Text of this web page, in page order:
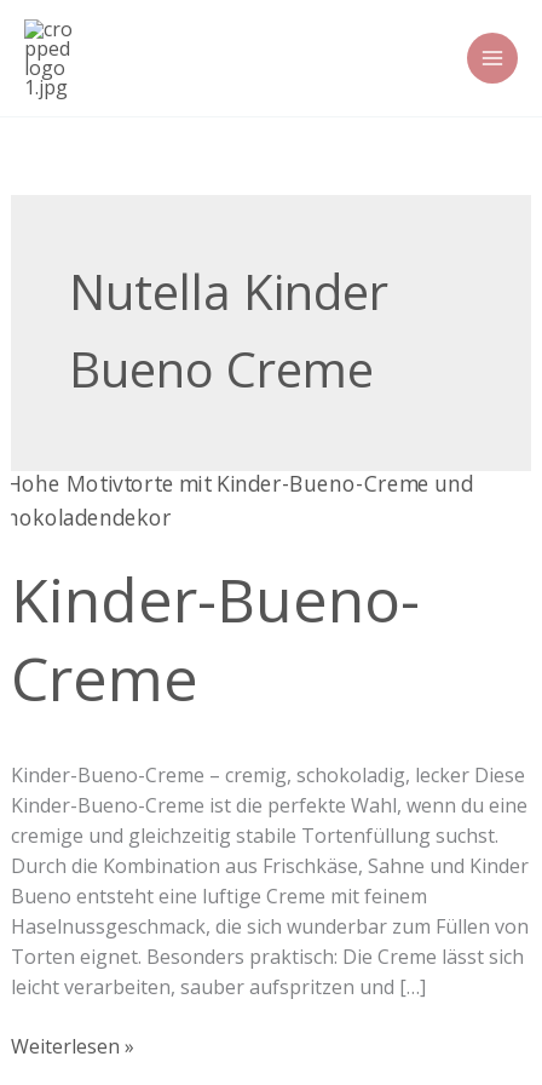
Zum
Inhalt
springen
Nutella Kinder
Bueno Creme
Kinder-Bueno-
Creme
Kinder-Bueno-Creme – cremig, schokoladig, lecker Diese
Kinder-Bueno-Creme ist die perfekte Wahl, wenn du eine
cremige und gleichzeitig stabile Tortenfüllung suchst.
Durch die Kombination aus Frischkäse, Sahne und Kinder
Bueno entsteht eine luftige Creme mit feinem
Haselnussgeschmack, die sich wunderbar zum Füllen von
Torten eignet. Besonders praktisch: Die Creme lässt sich
leicht verarbeiten, sauber aufspritzen und […]
Kinder-
Bueno-
Weiterlesen »